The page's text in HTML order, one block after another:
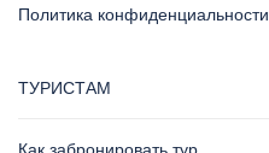
Политика конфиденциальности
ТУРИСТАМ